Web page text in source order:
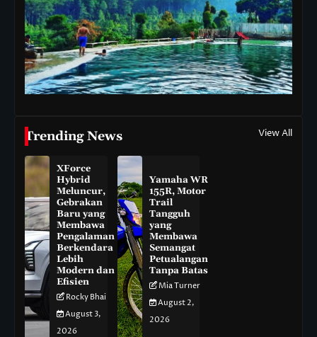
Trending News View All
XForce
Hybrid
Meluncur,
Gebrakan
Baru yang
Membawa
Pengalaman
Berkendara
Lebih
Modern dan
Efisien
Rocky Bhai
August 3,
2026
Yamaha WR
155R, Motor
Trail
Tangguh
yang
Membawa
Semangat
Petualangan
Tanpa Batas
Mia Turner
August 2,
2026